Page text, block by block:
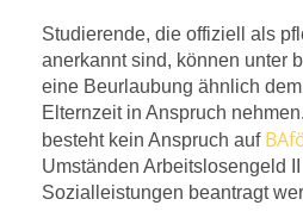
Studierende, die offiziell als
anerkannt sind, können unter
eine Beurlaubung ähnlich
Elternzeit in Anspruch
besteht kein Anspruch auf
Umständen Arbeitslosengeld
Sozialleistungen beantragt